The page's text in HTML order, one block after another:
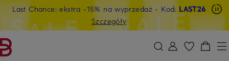
PRZEJDŹ DO GŁÓWNEJ TREŚCI PRZEJDŹ DO WYSZUKIWANIA
Last Chance: ekstra -15% na wyprzedaż - Kod: LAST26
Szczegóły